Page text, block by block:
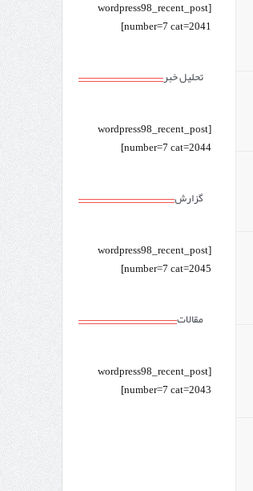
[wordpress98_recent_post
number=7 cat=2041]
تحلیل خبر
[wordpress98_recent_post
number=7 cat=2044]
گزارش
[wordpress98_recent_post
number=7 cat=2045]
مقالات
[wordpress98_recent_post
number=7 cat=2043]